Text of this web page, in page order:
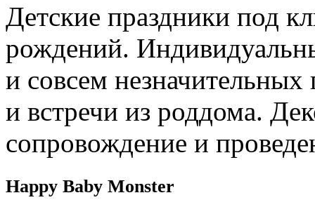
Детские праздники под
рождений.
и совсем
и встречи из роддома.
сопровождение и
Happy Baby Monster